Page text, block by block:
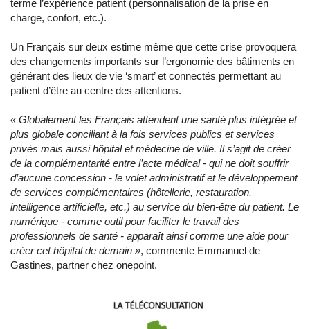
terme l’expérience patient (personnalisation de la prise en
charge, confort, etc.).
Un Français sur deux estime même que cette crise provoquera
des changements importants sur l’ergonomie des bâtiments en
générant des lieux de vie ‘smart’ et connectés permettant au
patient d’être au centre des attentions.
« Globalement les Français attendent une santé plus intégrée et
plus globale conciliant à la fois services publics et services
privés mais aussi hôpital et médecine de ville. Il s’agit de créer
de la complémentarité entre l’acte médical - qui ne doit souffrir
d’aucune concession - le volet administratif et le développement
de services complémentaires (hôtellerie, restauration,
intelligence artificielle, etc.) au service du bien-être du patient. Le
numérique - comme outil pour faciliter le travail des
professionnels de santé - apparaît ainsi comme une aide pour
créer cet hôpital de demain », commente Emmanuel de
Gastines, partner chez onepoint.